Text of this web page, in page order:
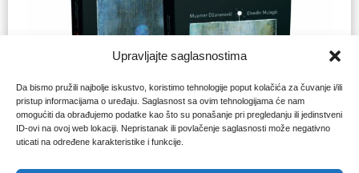
Upravljajte saglasnostima
Da bismo pružili najbolje iskustvo, koristimo tehnologije poput kolačića za čuvanje i/ili
pristup informacijama o uređaju. Saglasnost sa ovim tehnologijama će nam
omogućiti da obrađujemo podatke kao što su ponašanje pri pregledanju ili jedinstveni
ID-ovi na ovoj web lokaciji. Nepristanak ili povlačenje saglasnosti može negativno
uticati na određene karakteristike i funkcije.